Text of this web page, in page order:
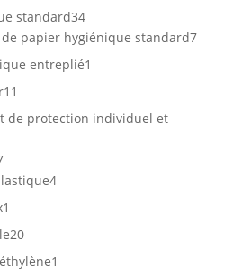
standard3434
produits
papier hygiénique standard77
entreplié1
11
produits
de protection individuel et
37
produits44
1
produit
2020
produits
1